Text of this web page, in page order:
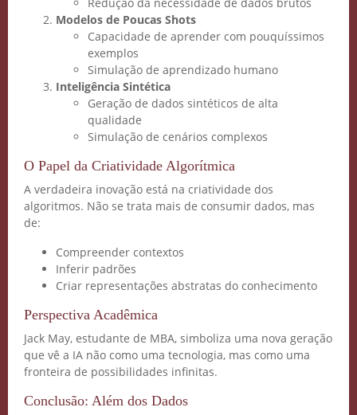
Modelos de Poucas Shots
Capacidade de aprender com pouquíssimos
exemplos
Simulação de aprendizado humano
Inteligência Sintética
Geração de dados sintéticos de alta
qualidade
Simulação de cenários complexos
O Papel da Criatividade Algorítmica
A verdadeira inovação está na criatividade dos
algoritmos. Não se trata mais de consumir dados, mas
de:
Compreender contextos
Inferir padrões
Criar representações abstratas do conhecimento
Perspectiva Acadêmica
Jack May, estudante de MBA, simboliza uma nova geração
que vê a IA não como uma tecnologia, mas como uma
fronteira de possibilidades infinitas.
Conclusão: Além dos Dados
COMECE GRÁTIS